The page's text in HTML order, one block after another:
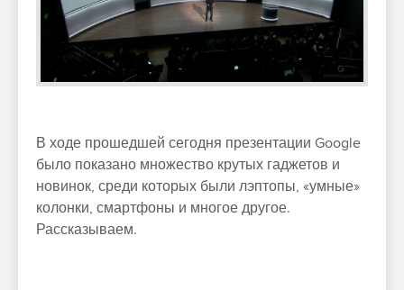
В ходе прошедшей сегодня презентации Google
было показано множество крутых гаджетов и
новинок, среди которых были лэптопы, «умные»
колонки, смартфоны и многое другое.
Рассказываем.